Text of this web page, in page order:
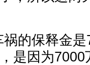
祸的保释金
是因为